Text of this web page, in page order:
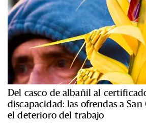
Del casco de albañil al
discapacidad: las ofrendas a
el deterioro del trabajo